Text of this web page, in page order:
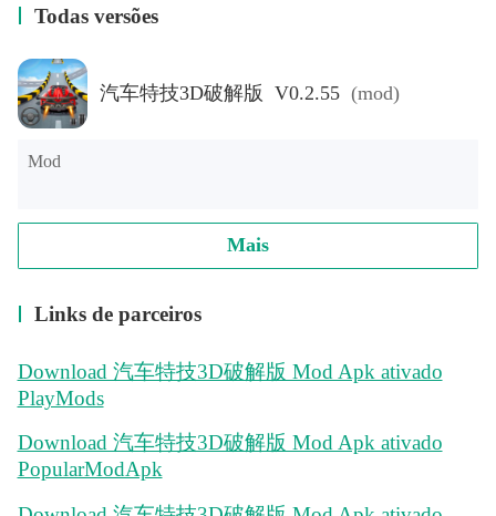
Todas versões
汽车特技3D破解版 V0.2.55 (mod)
Mod
Mais
Links de parceiros
Download 汽车特技3D破解版 Mod Apk ativado
PlayMods
Download 汽车特技3D破解版 Mod Apk ativado
PopularModApk